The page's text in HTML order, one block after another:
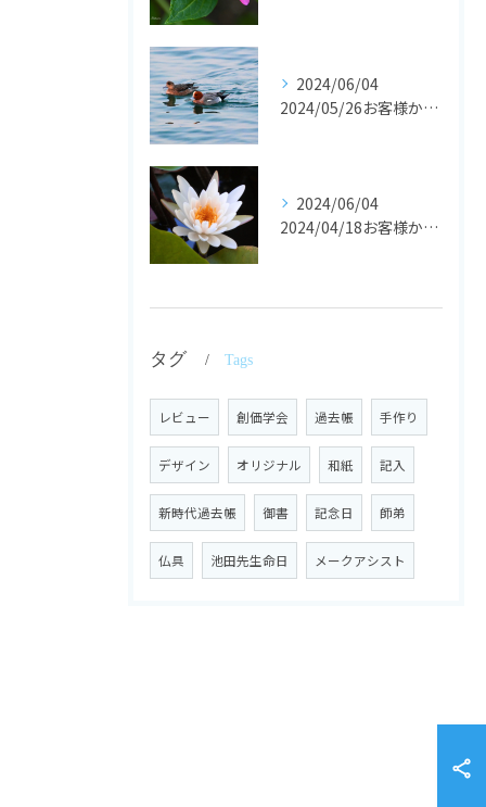
2024/06/04
2024/05/26お客様からの声です。
2024/06/04
2024/04/18お客様からの声
タグ Tags
レビュー 創価学会 過去帳 手作り
デザイン オリジナル 和紙 記入
新時代過去帳 御書 記念日 師弟
仏具 池田先生命日 メークアシスト